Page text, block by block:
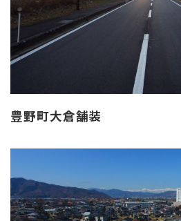
豊野町大倉舗装